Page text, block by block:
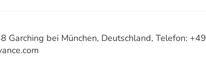
Garching bei München, Deutschland, Telefon: +49